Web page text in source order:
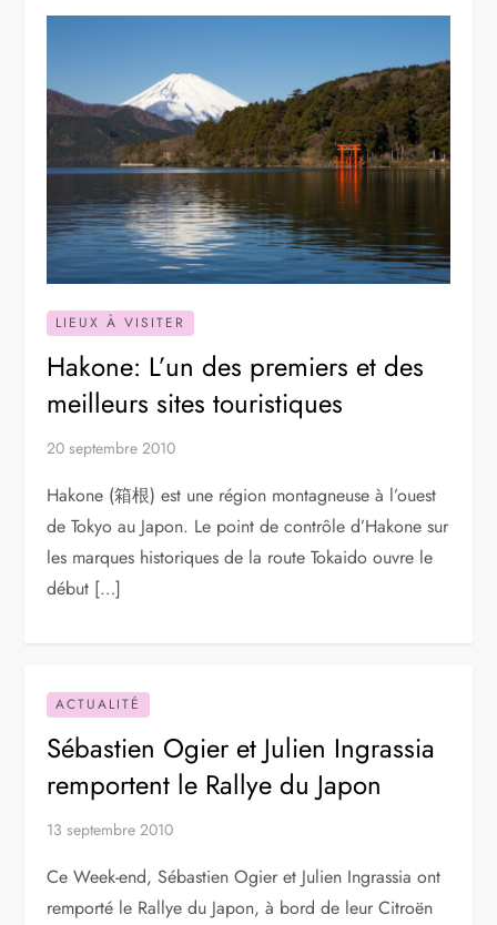
LIEUX À VISITER
Hakone: L’un des premiers et des
meilleurs sites touristiques
20 septembre 2010
Hakone (箱根) est une région montagneuse à l’ouest
de Tokyo au Japon. Le point de contrôle d’Hakone sur
les marques historiques de la route Tokaido ouvre le
début […]
ACTUALITÉ
Sébastien Ogier et Julien Ingrassia
remportent le Rallye du Japon
13 septembre 2010
Ce Week-end, Sébastien Ogier et Julien Ingrassia ont
remporté le Rallye du Japon, à bord de leur Citroën